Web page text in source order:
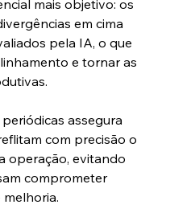
mais objetivo: os
em cima
pela IA, o que
e tornar as
assegura
com precisão o
operação, evitando
comprometer
melhoria.